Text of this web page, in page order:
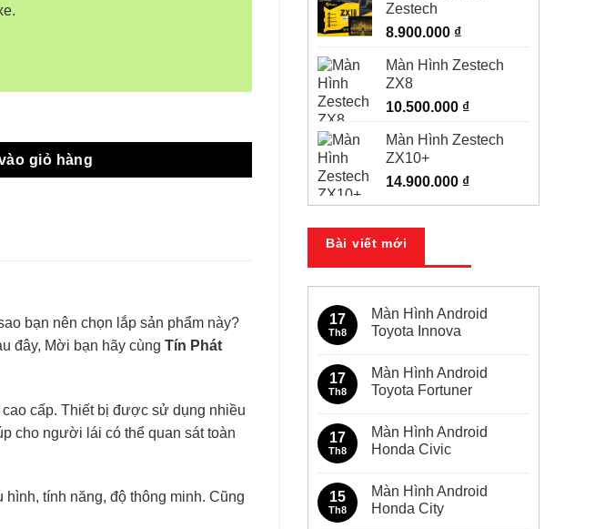
Zestech
8.900.000 ₫
Màn Hình Zestech
ZX8
10.500.000 ₫
Màn Hình Zestech
ZX10+
14.900.000 ₫
Bài viết mới
17
Th8
Màn Hình Android
Toyota Innova
bình
luận
ở
Android
Toyota
Innova
17
Th8
Màn Hình Android
Toyota Fortuner
bình
luận
ở
Android
Toyota
Fortuner
17
Th8
Màn Hình Android
Honda Civic
bình
luận
ở
15
Th8
Màn Hình Android
Honda City
lượng
giỏ hàng
bạn nên chọn lắp sản phẩm này?
đây, Mời bạn hãy cùng Tín Phát
cấp. Thiết bị được sử dụng nhiều
cho người lái có thể quan sát toàn
tính năng, độ thông minh. Cũng